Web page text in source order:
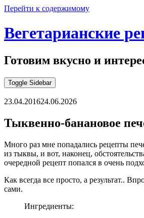
Перейти к содержимому
Вегетарианские
Готовим вкусно и
Toggle Sidebar
23.04.201624.06.2026
Тыквенно-банановое
Много раз мне попадались рецепты
из тыквы, и вот, наконец,
очередной рецепт попался в очень
Как всегда все просто, а результат..
сами.
Ингредиенты: